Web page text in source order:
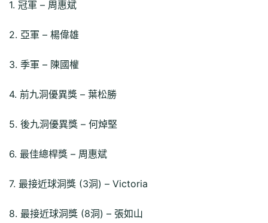
1. 冠軍 – 周惠斌
2. 亞軍 – 楊偉雄
3. 季軍 – 陳國權
4. 前九洞優異獎 – 葉松勝
5. 後九洞優異獎 – 何焯堅
6. 最佳總桿獎 – 周惠斌
7. 最接近球洞獎 (3洞) – Victoria
8. 最接近球洞獎 (8洞) – 張如山